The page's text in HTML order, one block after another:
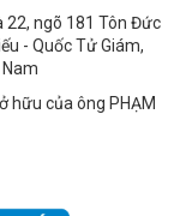
22, ngõ 181 Tôn Đức
- Quốc Tử Giám,
hữu của ông PHẠM